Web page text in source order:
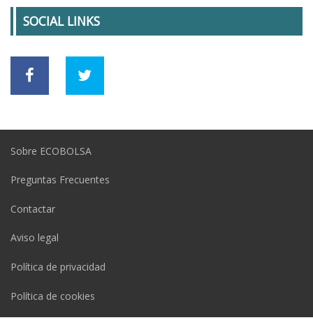
SOCIAL LINKS
Sobre ECOBOLSA
Preguntas Frecuentes
Contactar
Aviso legal
Política de privacidad
Política de cookies